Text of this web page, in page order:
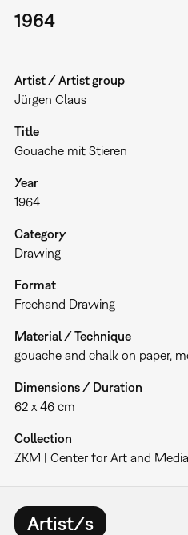
1964
Artist / Artist group
Jürgen Claus
Title
Gouache mit Stieren
Year
1964
Category
Drawing
Format
Freehand Drawing
Material / Technique
gouache and chalk on paper,
Dimensions / Duration
62 x 46 cm
Collection
ZKM | Center for Art and
Artist/s